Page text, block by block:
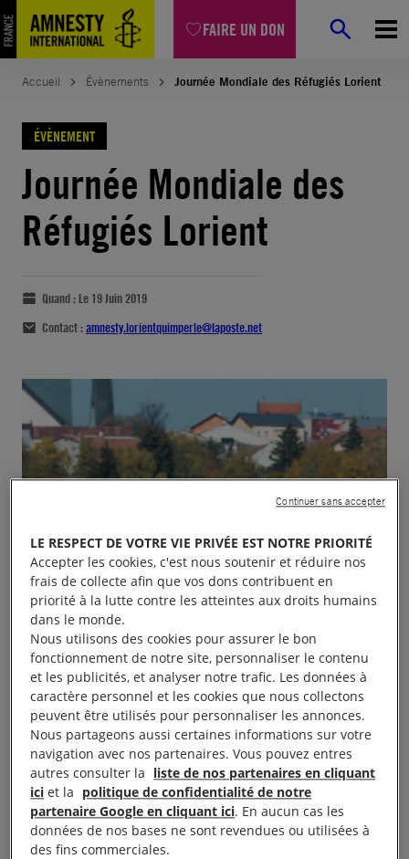
FAIRE UN DON
Accueil Évènements Journée Mondiale des Réfugiés Lorient
ÉVÈNEMENT
Journée Mondiale des
Réfugiés Lorient
Quand : Le 19 Juin 2019
Contact :amnesty.lorientquimperle@laposte.net
Dans le cadre de la journée mondiale des réfugiés,
le groupe local de Lorient-Quimperlé se mobilise en
LE RESPECT DE VOTRE VIE PRIVÉE EST NOTRE PRIORITÉ
Accepter les cookies, c'est nous soutenir et réduire nos
frais de collecte afin que vos dons contribuent en
priorité à la lutte contre les atteintes aux droits humains
dans le monde.
Nous utilisons des cookies pour assurer le bon
fonctionnement de notre site, personnaliser le contenu
et les publicités, et analyser notre trafic. Les données à
caractère personnel et les cookies que nous collectons
peuvent être utilisés pour personnaliser les annonces.
Nous partageons aussi certaines informations sur votre
navigation avec nos partenaires. Vous pouvez entres
autres consulter la liste de nos partenaires en cliquant
ici et la politique de confidentialité de notre
partenaire Google en cliquant ici. En aucun cas les
données de nos bases ne sont revendues ou utilisées à
des fins commerciales.
Continuer sans accepter